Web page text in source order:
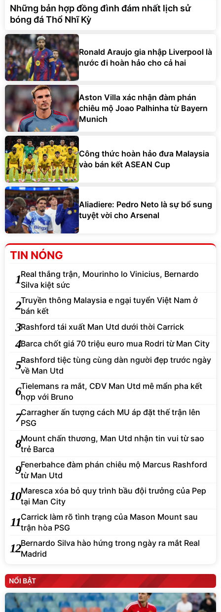
Những bản hợp đồng đình đám nhất lịch sử
bóng đá Thổ Nhĩ Kỳ
Ronald Araujo gia nhập Liverpool là
nước đi hoàn hảo cho cả hai
Aston Villa xác nhận đàm phán
chiêu mộ Joao Palhinha từ Bayern
Munich
Công thức hoàn hảo đưa Malaysia
vào bán kết ASEAN Cup
Aliadiere: Pedro Neto là sự bổ sung
tuyệt vời cho Arsenal
TIN NÓNG
1Real thắng trận, Mourinho lo Vinicius, Bernardo
Silva kiệt sức
2Truyền thông Malaysia e ngại tuyển Việt Nam ở
bán kết
3Rashford tái xuất Man Utd dưới thời Carrick
4Barca chốt giá 70 triệu euro mua Rodri từ Man City
5Rashford tiệc tùng cùng dàn người đẹp trước ngày
về Man Utd
6Tielemans ra mắt, CĐV Man Utd mê mẩn pha kết
hợp với Bruno
7Carragher ấn tượng cách MU áp đặt thế trận lên
PSG
8Mount chấn thương, Man Utd nhận tin vui từ sao
trẻ Barca
9Fenerbahce đàm phán chiêu mộ Marcus Rashford
từ Man Utd
10Maresca xóa bỏ quy trình bầu đội trưởng của Pep
tại Man City
11Carrick làm rõ tình trạng của Mason Mount sau
trận hòa PSG
12Bernardo Silva hào hứng trong ngày ra mắt Real
Madrid
NỔI BẬT